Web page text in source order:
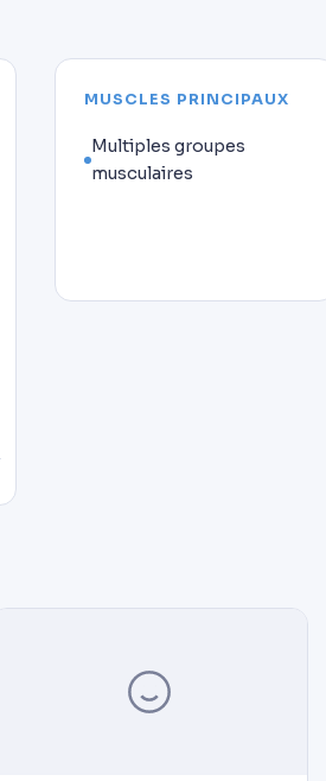
MUSCLES PRINCIPAUX
Multiples groupes
musculaires